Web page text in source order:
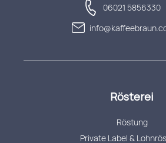
06021 5856330
Rösterei
Röstung
Private Label &